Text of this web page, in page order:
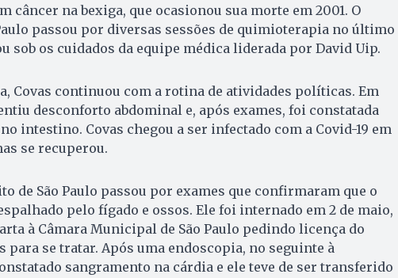
câncer na bexiga, que ocasionou sua morte em 2001. O
passou por diversas sessões de quimioterapia no último
sob os cuidados da equipe médica liderada por David Uip.
Covas continuou com a rotina de atividades políticas. Em
desconforto abdominal e, após exames, foi constatada
intestino. Covas chegou a ser infectado com a Covid-19 em
se recuperou.
de São Paulo passou por exames que confirmaram que o
pelo fígado e ossos. Ele foi internado em 2 de maio,
à Câmara Municipal de São Paulo pedindo licença do
para se tratar. Após uma endoscopia, no seguinte à
sangramento na cárdia e ele teve de ser transferido